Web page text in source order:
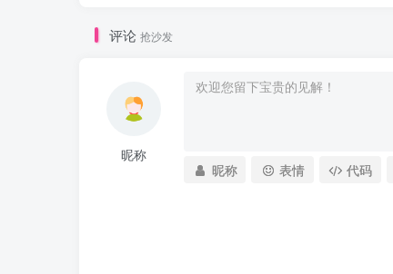
评论 抢沙发
昵称
昵称 表情 代码